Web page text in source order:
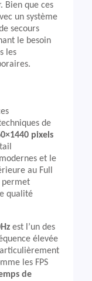
Bien que ces
un système
secours
le besoin
les
de
pixels
et le
au Full
permet
qualité
est l’un des
élevée
les FPS
de